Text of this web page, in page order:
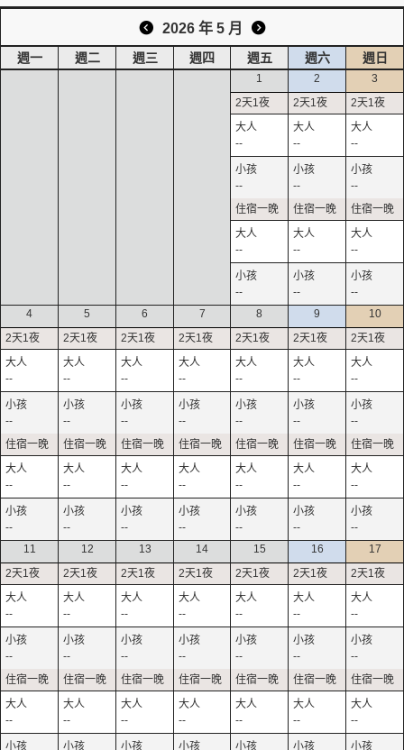
2026 年 5 月
週一 週二 週三 週四 週五 週六 週日
1
--
--
--
--
2
--
--
--
--
3
--
--
--
--
4
--
--
--
--
5
--
--
--
--
6
--
--
--
--
7
--
--
--
--
8
--
--
--
--
9
--
--
--
--
10
--
--
--
--
11
--
--
--
12
--
--
--
13
--
--
--
14
--
--
--
15
--
--
--
16
--
--
--
17
--
--
--